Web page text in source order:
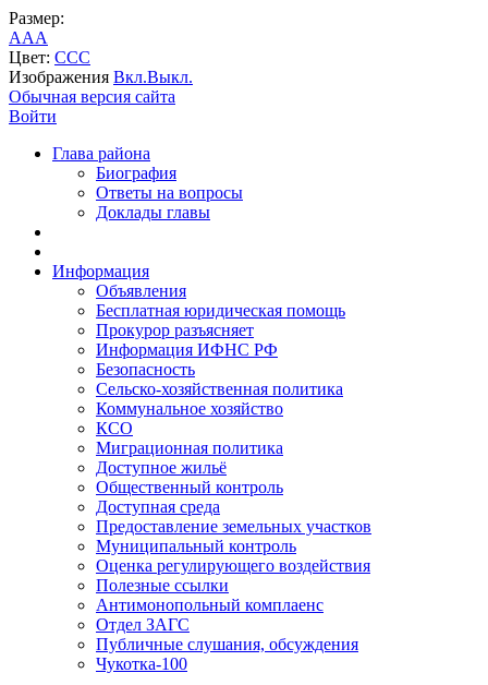
Размер:
AAA
Цвет: CCC
Изображения Вкл.Выкл.
Обычная версия сайта
Войти
Глава района
Биография
Ответы на вопросы
Доклады главы
Информация
Объявления
Бесплатная юридическая помощь
Прокурор разъясняет
Информация ИФНС РФ
Безопасность
Сельско-хозяйственная политика
Коммунальное хозяйство
КСО
Миграционная политика
Доступное жильё
Общественный контроль
Доступная среда
Предоставление земельных участков
Муниципальный контроль
Оценка регулирующего воздействия
Полезные ссылки
Антимонопольный комплаенс
Отдел ЗАГС
Публичные слушания, обсуждения
Чукотка-100